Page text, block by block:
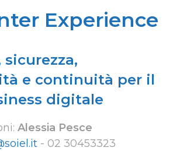
Experience
sicurezza,
e continuità per il
digitale
Alessia Pesce
- 02 30453323